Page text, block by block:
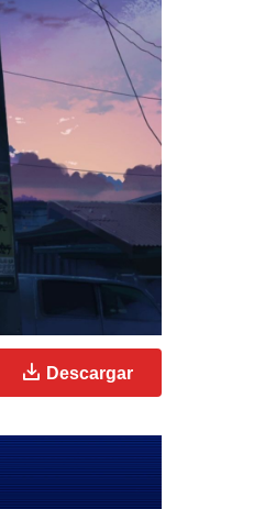
Descargar